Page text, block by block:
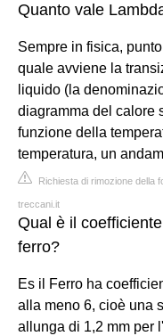
Quanto vale
Sempre in fisica,
quale avviene la
liquido (la
diagramma del calore
funzione della
temperatura, un
Richiesta di rimozione della
treccani.it
Qual è il
ferro?
Es il Ferro ha
alla meno 6, cioè una
allunga di 1,2 mm per